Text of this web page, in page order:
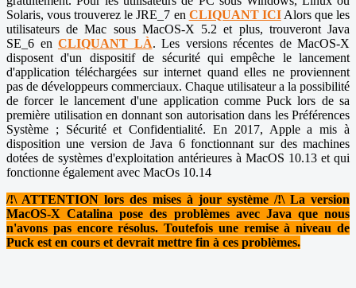
Solaris, vous trouverez le JRE_7 en CLIQUANT ICIAlors que les
utilisateurs de Mac sous MacOS-X 5.2 et plus, trouveront Java
SE_6 en CLIQUANT LÀ. Les versions récentes de MacOS-X
disposent d'un dispositif de sécurité qui empêche le lancement
d'application téléchargées sur internet quand elles ne proviennent
pas de développeurs commerciaux. Chaque utilisateur a la possibilité
de forcer le lancement d'une application comme Puck lors de sa
première utilisation en donnant son autorisation dans les Préférences
Système ; Sécurité et Confidentialité. En 2017, Apple a mis à
disposition une version de Java 6 fonctionnant sur des machines
dotées de systèmes d'exploitation antérieures à MacOS 10.13 et qui
fonctionne également avec MacOs 10.14
/!\ ATTENTION lors des mises à jour système /!\ La version
MacOS-X Catalina pose des problèmes avec Java que nous
n'avons pas encore résolus. Toutefois une remise à niveau de
Puck est en cours et devrait mettre fin à ces problèmes.